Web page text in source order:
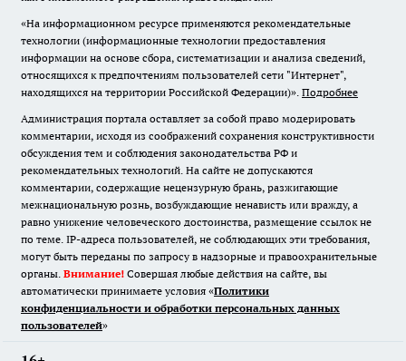
«На информационном ресурсе применяются рекомендательные
технологии (информационные технологии предоставления
информации на основе сбора, систематизации и анализа сведений,
относящихся к предпочтениям пользователей сети "Интернет",
находящихся на территории Российской Федерации)». Подробнее
Администрация портала оставляет за собой право модерировать
комментарии, исходя из соображений сохранения конструктивности
обсуждения тем и соблюдения законодательства РФ и
рекомендательных технологий. На сайте не допускаются
комментарии, содержащие нецензурную брань, разжигающие
межнациональную рознь, возбуждающие ненависть или вражду, а
равно унижение человеческого достоинства, размещение ссылок не
по теме. IP-адреса пользователей, не соблюдающих эти требования,
могут быть переданы по запросу в надзорные и правоохранительные
органы. Внимание! Совершая любые действия на сайте, вы
автоматически принимаете условия «Политики
конфиденциальности и обработки персональных данных
пользователей»